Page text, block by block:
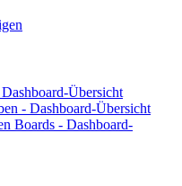
Übersicht
- Dashboard-Übersicht
Boards - Dashboard-